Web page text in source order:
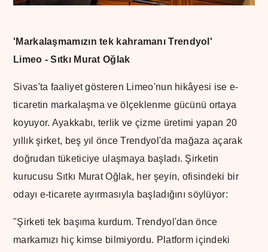
'Markalaşmamızın tek kahramanı Trendyol'
Limeo - Sıtkı Murat Oğlak
Sivas'ta faaliyet gösteren Limeo'nun hikâyesi ise e-
ticaretin markalaşma ve ölçeklenme gücünü ortaya
koyuyor. Ayakkabı, terlik ve çizme üretimi yapan 20
yıllık şirket, beş yıl önce Trendyol'da mağaza açarak
doğrudan tüketiciye ulaşmaya başladı. Şirketin
kurucusu Sıtkı Murat Oğlak, her şeyin, ofisindeki bir
odayı e-ticarete ayırmasıyla başladığını söylüyor:
"Şirketi tek başıma kurdum. Trendyol'dan önce
markamızı hiç kimse bilmiyordu. Platform içindeki